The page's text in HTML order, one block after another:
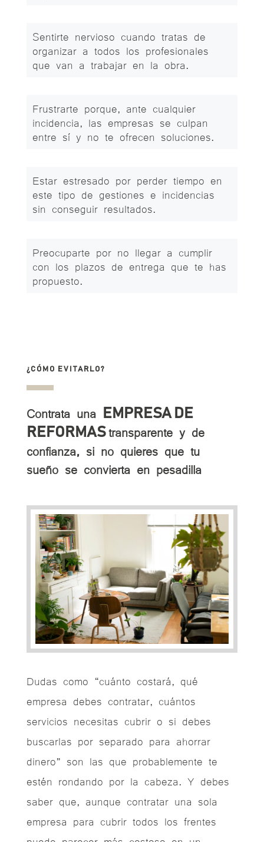
Sentirte nervioso cuando tratas de
organizar a todos los profesionales
que van a trabajar en la obra.
Frustrarte porque, ante cualquier
incidencia, las empresas se culpan
entre sí y no te ofrecen soluciones.
Estar estresado por perder tiempo en
este tipo de gestiones e incidencias
sin conseguir resultados.
Preocuparte por no llegar a cumplir
con los plazos de entrega que te has
propuesto.
¿CÓMO EVITARLO?
Contrata una
EMPRESA DE
REFORMAStransparente y de
confianza, si no quieres que tu
sueño se convierta en pesadilla
Dudas como “cuánto costará, qué
empresa debes contratar, cuántos
servicios necesitas cubrir o si debes
buscarlas por separado para ahorrar
dinero” son las que probablemente te
estén rondando por la cabeza. Y debes
saber que, aunque contratar una sola
empresa para cubrir todos los frentes